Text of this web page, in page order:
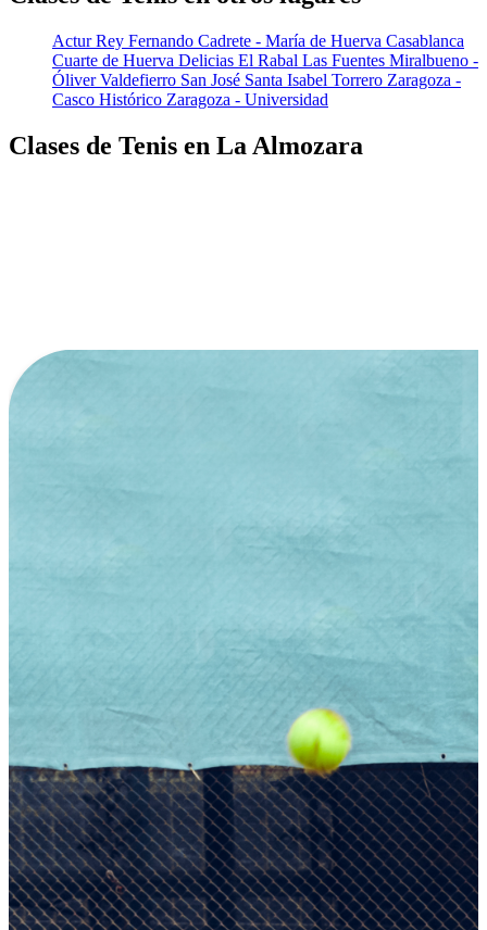
Actur Rey Fernando Cadrete - María de Huerva Casablanca
Cuarte de Huerva Delicias El Rabal Las Fuentes Miralbueno -
Óliver Valdefierro San José Santa Isabel Torrero Zaragoza -
Casco Histórico Zaragoza - Universidad
Clases de Tenis en La Almozara